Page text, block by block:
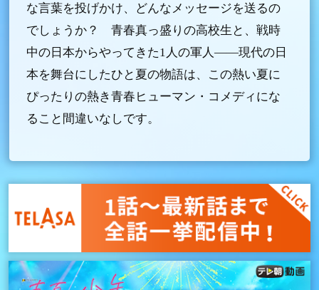
な言葉を投げかけ、どんなメッセージを送るの
でしょうか？ 青春真っ盛りの高校生と、戦時
中の日本からやってきた1人の軍人――現代の日
本を舞台にしたひと夏の物語は、この熱い夏に
ぴったりの熱き青春ヒューマン・コメディにな
ること間違いなしです。